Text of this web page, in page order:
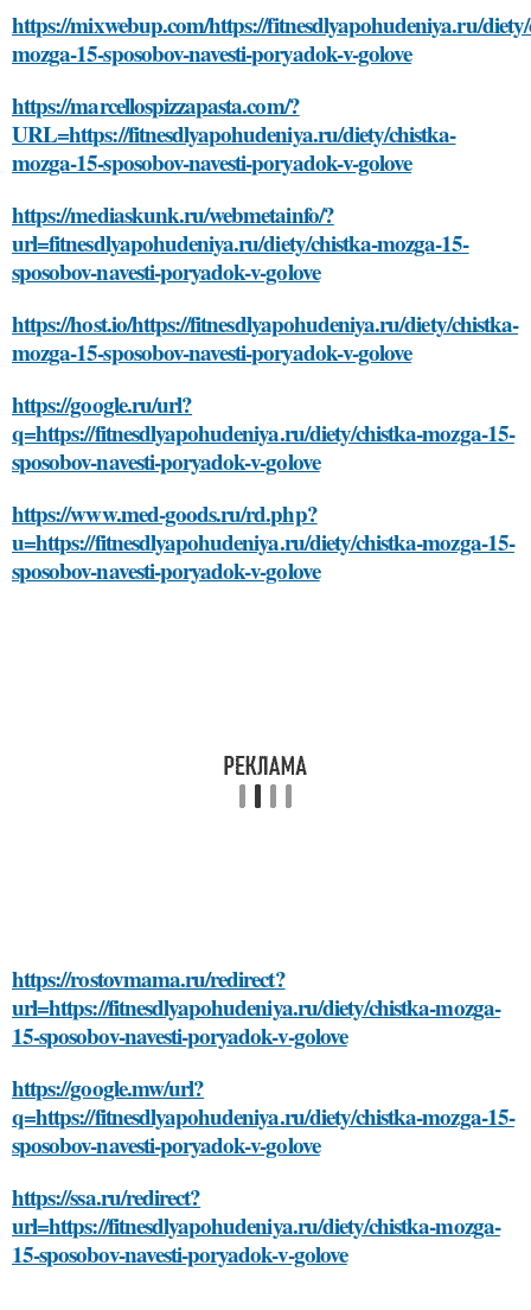
https://mixwebup.com/https://fitnesdlyapohudeniya.ru/
mozga-15-sposobov-navesti-poryadok-v-golove
https://marcellospizzapasta.com/?
URL=https://fitnesdlyapohudeniya.ru/diety/chistka-
mozga-15-sposobov-navesti-poryadok-v-golove
https://mediaskunk.ru/webmetainfo/?
url=fitnesdlyapohudeniya.ru/diety/chistka-mozga-15-
sposobov-navesti-poryadok-v-golove
https://host.io/https://fitnesdlyapohudeniya.ru/diety/chistka-
mozga-15-sposobov-navesti-poryadok-v-golove
https://google.ru/url?
q=https://fitnesdlyapohudeniya.ru/diety/chistka-mozga-15-
sposobov-navesti-poryadok-v-golove
https://www.med-goods.ru/rd.php?
u=https://fitnesdlyapohudeniya.ru/diety/chistka-mozga-15-
sposobov-navesti-poryadok-v-golove
https://rostovmama.ru/redirect?
url=https://fitnesdlyapohudeniya.ru/diety/chistka-mozga-
15-sposobov-navesti-poryadok-v-golove
https://google.mw/url?
q=https://fitnesdlyapohudeniya.ru/diety/chistka-mozga-15-
sposobov-navesti-poryadok-v-golove
https://ssa.ru/redirect?
url=https://fitnesdlyapohudeniya.ru/diety/chistka-mozga-
15-sposobov-navesti-poryadok-v-golove